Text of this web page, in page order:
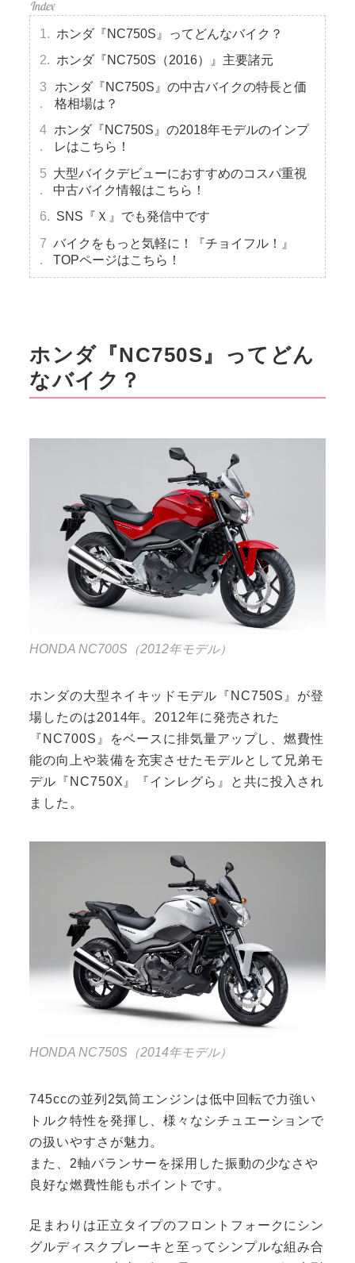
ホンダ『NC750S』ってどんなバイク？
ホンダ『NC750S（2016）』主要諸元
ホンダ『NC750S』の中古バイクの特長と価
格相場は？
ホンダ『NC750S』の2018年モデルのインプ
レはこちら！
大型バイクデビューにおすすめのコスパ重視
中古バイク情報はこちら！
SNS『Ｘ』でも発信中です
バイクをもっと気軽に！『チョイフル！』
TOPページはこちら！
ホンダ『NC750S』ってどん
なバイク？
HONDA NC700S（2012年モデル）
ホンダの大型ネイキッドモデル『NC750S』が登
場したのは2014年。2012年に発売された
『NC700S』をベースに排気量アップし、燃費性
能の向上や装備を充実させたモデルとして兄弟モ
デル『NC750X』『インレグら』と共に投入され
ました。
HONDA NC750S（2014年モデル）
745ccの並列2気筒エンジンは低中回転で力強い
トルク特性を発揮し、様々なシチュエーションで
の扱いやすさが魅力。
また、2軸バランサーを採用した振動の少なさや
良好な燃費性能もポイントです。
足まわりは正立タイプのフロントフォークにシン
グルディスクブレーキと至ってシンプルな組み合